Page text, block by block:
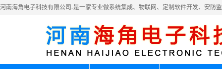
河南海角电子科技有限公司-是一家专业做系统集成、物联网、定制软件开发、安防